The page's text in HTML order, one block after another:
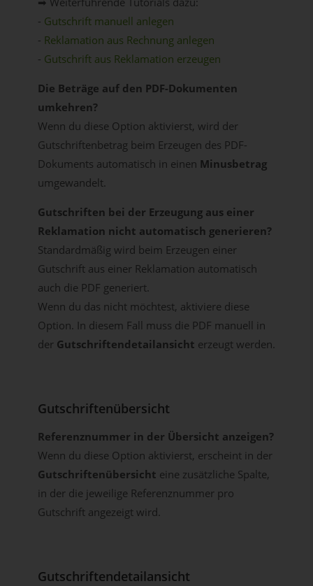
- Gutschrift manuell anlegen
- Reklamation aus Rechnung anlegen
- Gutschrift aus Reklamation erzeugen
Die Beträge auf den PDF-Dokumenten
umkehren?
Wenn du diese Option aktivierst, wird der
Gutschriftenbetrag beim Erzeugen des PDF-
Dokuments automatisch in einen Minusbetrag
umgewandelt.
Gutschriften bei der Erzeugung aus einer
Reklamation nicht automatisch generieren?
Standardmäßig wird beim Erzeugen einer
Gutschrift aus einer Reklamation automatisch
auch die PDF generiert.
Wenn du das nicht möchtest, aktiviere diese
Option. In diesem Fall muss die PDF manuell in
der Gutschriftendetailansicht erzeugt werden.
Gutschriftenübersicht
Referenznummer in der Übersicht anzeigen?
Wenn du diese Option aktivierst, erscheint in der
Gutschriftenübersicht eine zusätzliche Spalte,
in der die jeweilige Referenznummer pro
Gutschrift angezeigt wird.
Gutschriftendetailansicht